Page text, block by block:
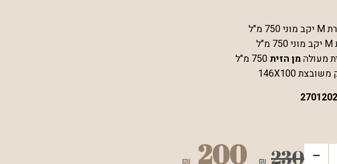
M יקב מוני 750 מ"ל
M יקב מוני 750 מ"ל
מעולהמן הזית
100
X
146
230
200